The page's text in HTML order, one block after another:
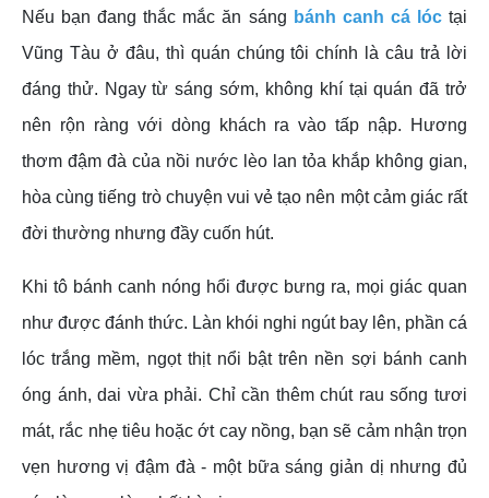
Nếu bạn đang thắc mắc ăn sáng bánh canh cá lóctại
Vũng Tàu ở đâu, thì quán chúng tôi chính là câu trả lời
đáng thử. Ngay từ sáng sớm, không khí tại quán đã trở
nên rộn ràng với dòng khách ra vào tấp nập. Hương
thơm đậm đà của nồi nước lèo lan tỏa khắp không gian,
hòa cùng tiếng trò chuyện vui vẻ tạo nên một cảm giác rất
đời thường nhưng đầy cuốn hút.
Khi tô bánh canh nóng hổi được bưng ra, mọi giác quan
như được đánh thức. Làn khói nghi ngút bay lên, phần cá
lóc trắng mềm, ngọt thịt nổi bật trên nền sợi bánh canh
óng ánh, dai vừa phải. Chỉ cần thêm chút rau sống tươi
mát, rắc nhẹ tiêu hoặc ớt cay nồng, bạn sẽ cảm nhận trọn
vẹn hương vị đậm đà - một bữa sáng giản dị nhưng đủ